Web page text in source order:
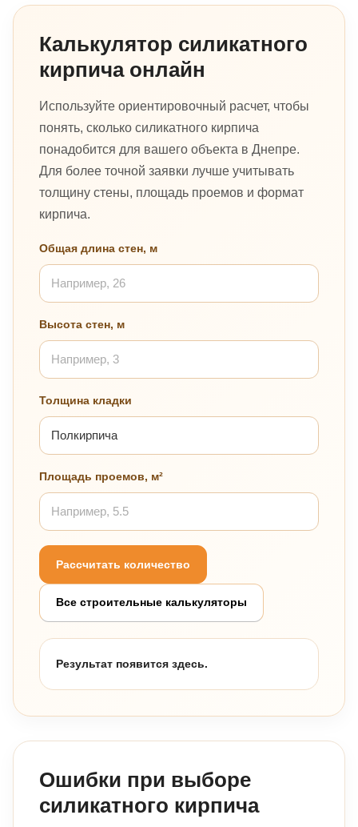
Калькулятор силикатного
кирпича онлайн
Используйте ориентировочный расчет, чтобы
понять, сколько силикатного кирпича
понадобится для вашего объекта в Днепре.
Для более точной заявки лучше учитывать
толщину стены, площадь проемов и формат
кирпича.
Общая длина стен, м
Высота стен, м
Толщина кладки
Площадь проемов, м²
Рассчитать количество
Все строительные калькуляторы
Результат появится здесь.
Ошибки при выборе
силикатного кирпича